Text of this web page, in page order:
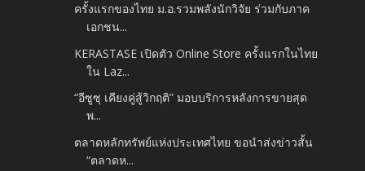
ครั้งแรกของไทย ม.อ.รวมพลังนักวิจัย ร่วมกับภาค
เอกชน...
KERASTASE เปิดตัว Online Store ครั้งแรกในไทย
ใน Laz...
“อีซูซุ เคียงคู่สู้วิกฤติ” มอบบริการหลังการขายสุด
พ...
ตลาดหลักทรัพย์แห่งประเทศไทย ขอนำส่งข่าวสั้น
“ตลาดห...